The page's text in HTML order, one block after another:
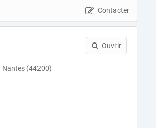
Contacter
Nantes (44200)
Ouvrir